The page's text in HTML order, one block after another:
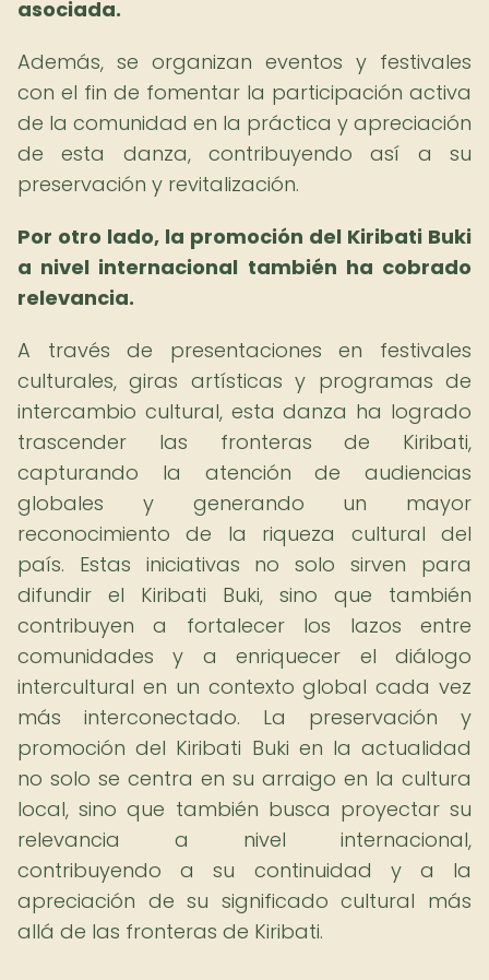
asociada.
Además, se organizan eventos y festivales
con el fin de fomentar la participación activa
de la comunidad en la práctica y apreciación
de esta danza, contribuyendo así a su
preservación y revitalización.
Por otro lado, la promoción del Kiribati Buki
a nivel internacional también ha cobrado
relevancia.
A través de presentaciones en festivales
culturales, giras artísticas y programas de
intercambio cultural, esta danza ha logrado
trascender las fronteras de Kiribati,
capturando la atención de audiencias
globales y generando un mayor
reconocimiento de la riqueza cultural del
país. Estas iniciativas no solo sirven para
difundir el Kiribati Buki, sino que también
contribuyen a fortalecer los lazos entre
comunidades y a enriquecer el diálogo
intercultural en un contexto global cada vez
más interconectado. La preservación y
promoción del Kiribati Buki en la actualidad
no solo se centra en su arraigo en la cultura
local, sino que también busca proyectar su
relevancia a nivel internacional,
contribuyendo a su continuidad y a la
apreciación de su significado cultural más
allá de las fronteras de Kiribati.